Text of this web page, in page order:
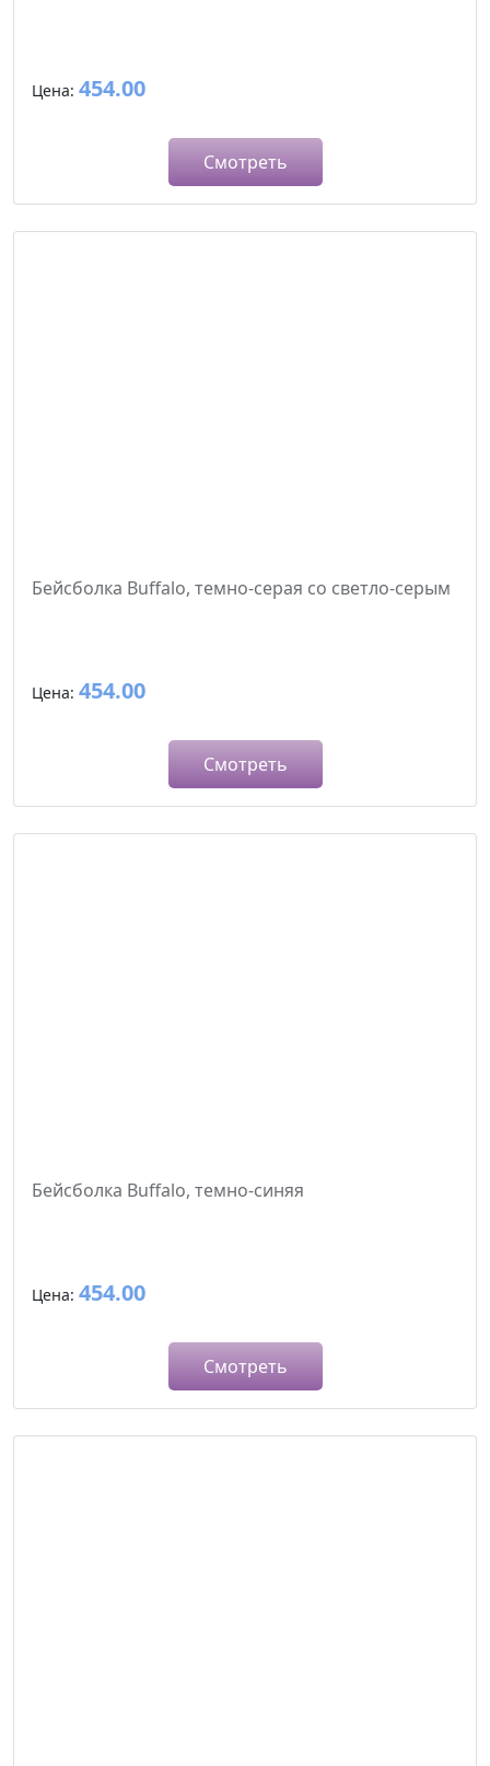
Цена: 454.00
Смотреть
Бейсболка Buffalo, темно-серая со светло-серым
Цена: 454.00
Смотреть
Бейсболка Buffalo, темно-синяя
Цена: 454.00
Смотреть